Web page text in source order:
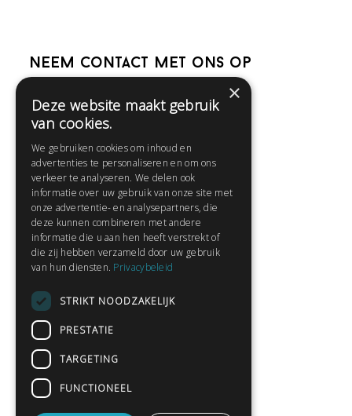
Neem contact met ons op
Help
Contact
Huisregels
Snel naar:
Gratis aanmelden
Privacybeleid
Gedichten lezen
Schrijfwedstrijden
×
Deze website maakt gebruik
van cookies.
We gebruiken cookies om inhoud en
advertenties te personaliseren en om ons
verkeer te analyseren. We delen ook
informatie over uw gebruik van onze site met
onze advertentie- en analysepartners, die
deze kunnen combineren met andere
informatie die u aan hen heeft verstrekt of
die zij hebben verzameld door uw gebruik
van hun diensten. Privacybeleid
STRIKT NOODZAKELIJK
PRESTATIE
TARGETING
FUNCTIONEEL